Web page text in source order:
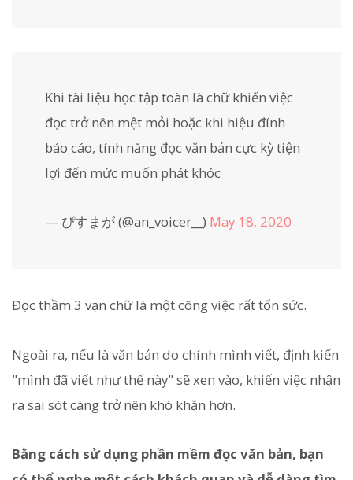
Khi tài liệu học tập toàn là chữ khiến việc
đọc trở nên mệt mỏi hoặc khi hiệu đính
báo cáo, tính năng đọc văn bản cực kỳ tiện
lợi đến mức muốn phát khóc
— ぴすまが (@an_voicer__) May 18, 2020
Đọc thầm 3 vạn chữ là một công việc rất tốn sức.
Ngoài ra, nếu là văn bản do chính mình viết, định kiến
"mình đã viết như thế này" sẽ xen vào, khiến việc nhận
ra sai sót càng trở nên khó khăn hơn.
Bằng cách sử dụng phần mềm đọc văn bản, bạn